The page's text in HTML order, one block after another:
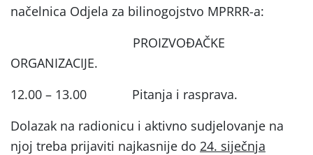
načelnica Odjela za bilinogojstvo MPRRR-a:
PROIZVOĐAČKE
ORGANIZACIJE.
12.00 – 13.00 Pitanja i rasprava.
Dolazak na radionicu i aktivno sudjelovanje na
njoj treba prijaviti najkasnije do 24. siječnja